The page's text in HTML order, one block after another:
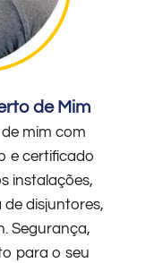
de Mim
mim com
e certificado
instalações,
disjuntores,
Segurança,
para o seu